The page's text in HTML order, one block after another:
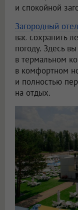
и спокойной
Загородный
вас сохранить
погоду. Здесь
в термальном
в комфортном
и полностью
на отдых.